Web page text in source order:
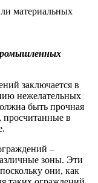
материальных
заключается в
нежелательных
быть прочная
просчитанные в
–
зоны. Эти
они, как